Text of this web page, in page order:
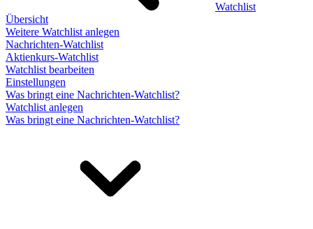
Watchlist
Übersicht
Weitere Watchlist anlegen
Nachrichten-Watchlist
Aktienkurs-Watchlist
Watchlist bearbeiten
Einstellungen
Was bringt eine Nachrichten-Watchlist?
Watchlist anlegen
Was bringt eine Nachrichten-Watchlist?